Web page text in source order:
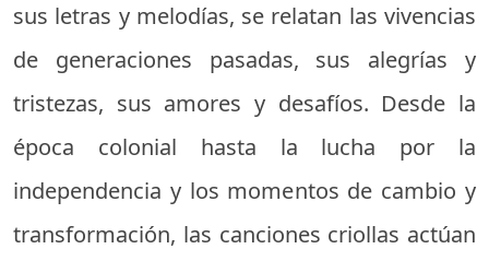
sus letras y melodías, se relatan las vivencias
de generaciones pasadas, sus alegrías y
tristezas, sus amores y desafíos. Desde la
época colonial hasta la lucha por la
independencia y los momentos de cambio y
transformación, las canciones criollas actúan